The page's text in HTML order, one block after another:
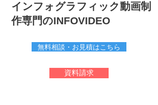
インフォグラフィック動画制
作専門のINFOVIDEO
無料相談・お見積はこちら
資料請求